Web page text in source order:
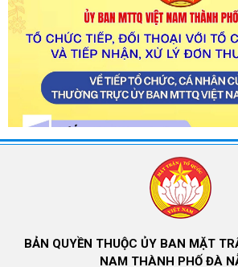
BẢN QUYỀN THUỘC ỦY BAN MẶT
NAM THÀNH PHỐ ĐÀ